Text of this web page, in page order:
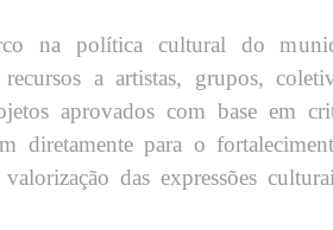
na política cultural do
a artistas, grupos,
aprovados com base em
diretamente para o
das expressões